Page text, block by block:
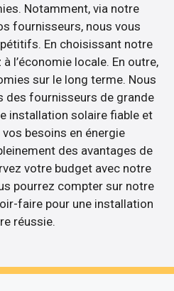
Notamment, via notre
fournisseurs, nous vous
En choisissant notre
l’économie locale. En outre,
sur le long terme. Nous
des fournisseurs de grande
installation solaire fiable et
besoins en énergie
des avantages de
votre budget avec notre
pourrez compter sur notre
faire pour une installation
réussie.